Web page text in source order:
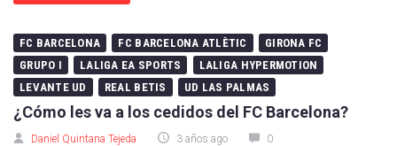
FC BARCELONA FC BARCELONA ATLÈTIC
GIRONA FC
GRUPO I
LALIGA EA SPORTS
LALIGA HYPERMOTION
LEVANTE UD
REAL BETIS UD LAS PALMAS
¿Cómo les va a los cedidos del FC Barcelona?
Daniel Quintana Tejeda 3 años ago 0